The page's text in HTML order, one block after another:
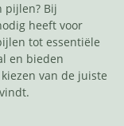
pijlen? Bij
heeft voor
tot essentiële
en bieden
van de juiste